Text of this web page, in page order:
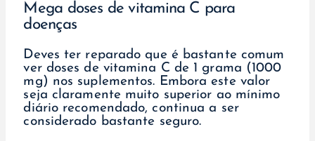
Mega doses de vitamina C para
doenças
Deves ter reparado que é bastante comum
ver doses de vitamina C de 1 grama (1000
mg) nos suplementos. Embora este valor
seja claramente muito superior ao mínimo
diário recomendado, continua a ser
considerado bastante seguro.